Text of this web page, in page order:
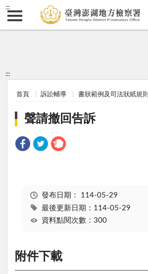
:::
:::
首頁 訴訟輔導 書狀範例及司法狀紙規則
聲請撤回告訴
發布日期： 114-05-29
最後更新日期：114-05-29
資料點閱次數：300
附件下載